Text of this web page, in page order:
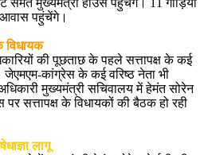
आवास पहुंचेंगे।
विधायक
की पूछताछ के पहले सत्तापक्ष के कई
कांग्रेस के कई वरिष्ठ नेता भी
मुख्यमंत्री सचिवालय में हेमंत सोरेन
सत्तापक्ष के विधायकों की बैठक हो रही
लागू